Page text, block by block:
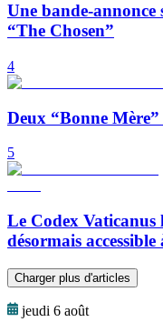
Une bande-annonce
“The Chosen”
4
Deux “Bonne
5
Le Codex Vaticanus
désormais accessible
Charger plus d'articles
jeudi 6 août